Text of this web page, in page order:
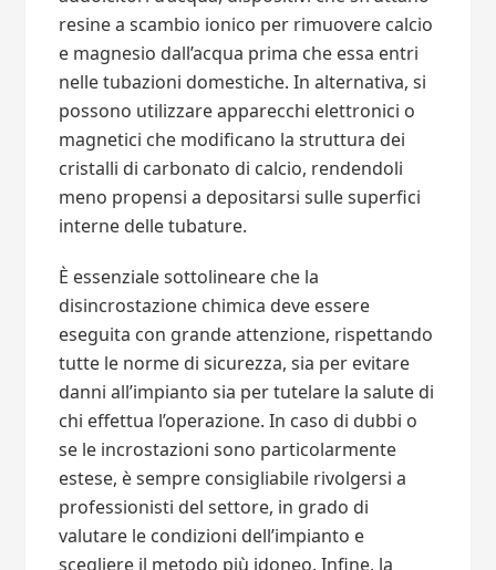
resine a scambio ionico per rimuovere calcio
e magnesio dall’acqua prima che essa entri
nelle tubazioni domestiche. In alternativa, si
possono utilizzare apparecchi elettronici o
magnetici che modificano la struttura dei
cristalli di carbonato di calcio, rendendoli
meno propensi a depositarsi sulle superfici
interne delle tubature.
È essenziale sottolineare che la
disincrostazione chimica deve essere
eseguita con grande attenzione, rispettando
tutte le norme di sicurezza, sia per evitare
danni all’impianto sia per tutelare la salute di
chi effettua l’operazione. In caso di dubbi o
se le incrostazioni sono particolarmente
estese, è sempre consigliabile rivolgersi a
professionisti del settore, in grado di
valutare le condizioni dell’impianto e
scegliere il metodo più idoneo. Infine, la